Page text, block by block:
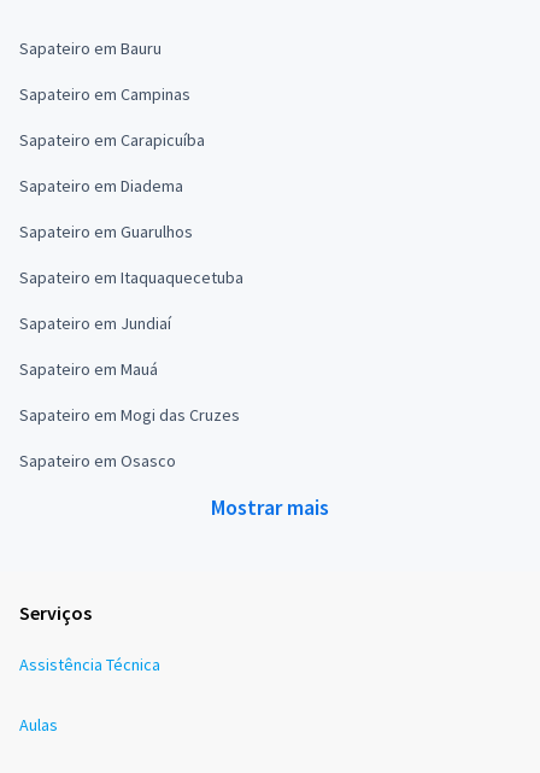
Sapateiro em Bauru
Sapateiro em Campinas
Sapateiro em Carapicuíba
Sapateiro em Diadema
Sapateiro em Guarulhos
Sapateiro em Itaquaquecetuba
Sapateiro em Jundiaí
Sapateiro em Mauá
Sapateiro em Mogi das Cruzes
Sapateiro em Osasco
Mostrar mais
Serviços
Assistência Técnica
Aulas